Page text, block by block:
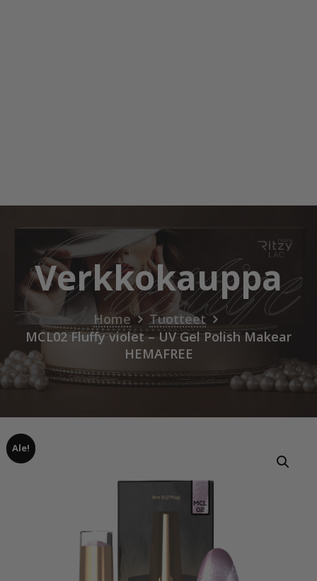
Verkkokauppa
Home
Tuotteet
MCL02 Fluffy violet – UV Gel Polish Makear
HEMAFREE
Ale!